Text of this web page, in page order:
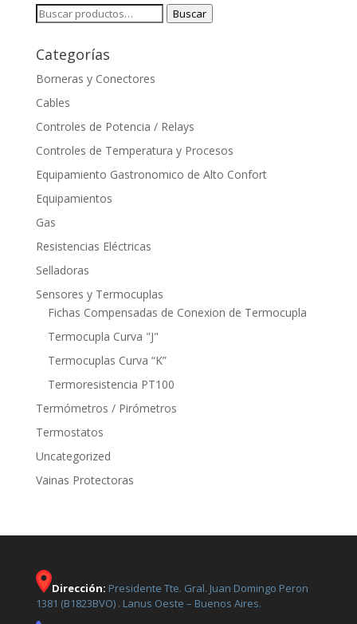
Buscar
Buscar
Categorías
Borneras y Conectores
Cables
Controles de Potencia / Relays
Controles de Temperatura y Procesos
Equipamiento Gastronomico de Alto Confort
Equipamientos
Gas
Resistencias Eléctricas
Selladoras
Sensores y Termocuplas
Fichas Compensadas de Conexion de Termocupla
Termocupla Curva "J"
Termocuplas Curva “K”
Termoresistencia PT100
Termómetros / Pirómetros
Termostatos
Uncategorized
Vainas Protectoras
Dirección: Presidente Tte. Gral. Juan Domingo Peron
1381 (B1823BVO) . Lanus Oeste – Buenos Aires.